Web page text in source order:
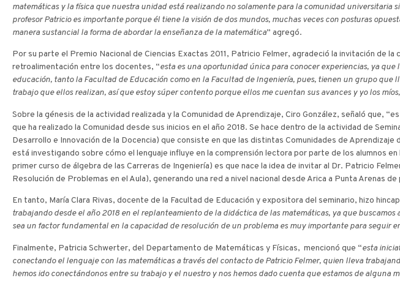
matemáticas y la física que nuestra unidad está realizando no solamente para la comunidad universitaria
profesor Patricio es importante porque él tiene la visión de dos mundos, muchas veces con posturas
manera sustancial la forma de abordar la enseñanza de la matemática” agregó.
Por su parte el Premio Nacional de Ciencias Exactas 2011, Patricio Felmer, agradeció la invitación de
retroalimentación entre los docentes, “esta es una oportunidad única para conocer experiencias, ya
educación, tanto la Facultad de Educación como en la Facultad de Ingeniería, pues, tienen un grupo que
trabajo que ellos realizan, así que estoy súper contento porque ellos me cuentan sus avances y yo los
Sobre la génesis de la actividad realizada y la Comunidad de Aprendizaje, Ciro González, señaló que,
que ha realizado la Comunidad desde sus inicios en el año 2018. Se hace dentro de la actividad de
Desarrollo e Innovación de la Docencia) que consiste en que las distintas Comunidades de Aprendizaje
está investigando sobre cómo el lenguaje influye en la comprensión lectora por parte de los alumnos
primer curso de álgebra de las Carreras de Ingeniería) es que nace la idea de invitar al Dr. Patricio
Resolución de Problemas en el Aula), generando una red a nivel nacional desde Arica a Punta Arenas
En tanto, María Clara Rivas, docente de la Facultad de Educación y expositora del seminario, hizo
trabajando desde el año 2018 en el replanteamiento de la didáctica de las matemáticas, ya que
sea un factor fundamental en la capacidad de resolución de un problema es muy importante para seguir
Finalmente, Patricia Schwerter, del Departamento de Matemáticas y Físicas, mencionó que “esta
conectando el lenguaje con las matemáticas a través del contacto de Patricio Felmer, quien lleva
hemos ido conectándonos entre su trabajo y el nuestro y nos hemos dado cuenta que estamos de alguna